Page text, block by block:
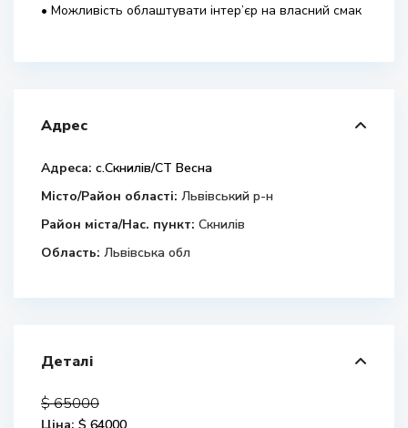
• Можливість облаштувати інтер’єр на власний смак
Адрес
Адреса: c.Скнилів/СТ Весна
Місто/Район області: Львівський р-н
Район міста/Нас. пункт: Скнилів
Область: Львівська обл
Деталі
$ 65000